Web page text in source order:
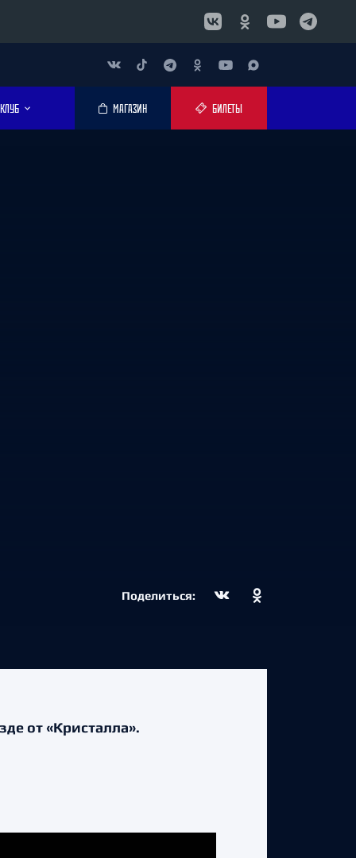
КЛУБ МАГАЗИН БИЛЕТЫ
Поделиться:
от «Кристалла».